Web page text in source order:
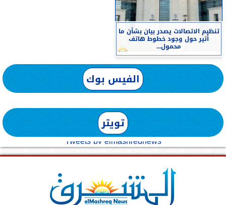
تنظيم الاتصالات يصدر بيان بشأن ما
أثير حول وجود خطوط هاتف
محمول...
الفيس بوك
تويتر
Tweets by elmashreqnews